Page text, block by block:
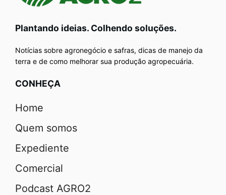
Plantando ideias. Colhendo soluções.
Notícias sobre agronegócio e safras, dicas de manejo da
terra e de como melhorar sua produção agropecuária.
CONHEÇA
Home
Quem somos
Expediente
Comercial
Podcast AGRO2